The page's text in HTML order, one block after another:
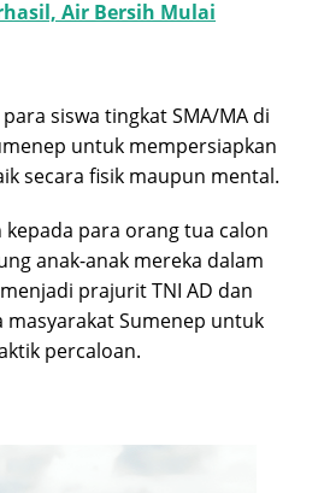
Air Bersih Mulai
siswa tingkat SMA/MA di
untuk mempersiapkan
secara fisik maupun mental.
para orang tua calon
anak-anak mereka dalam
prajurit TNI AD dan
masyarakat Sumenep untuk
percaloan.